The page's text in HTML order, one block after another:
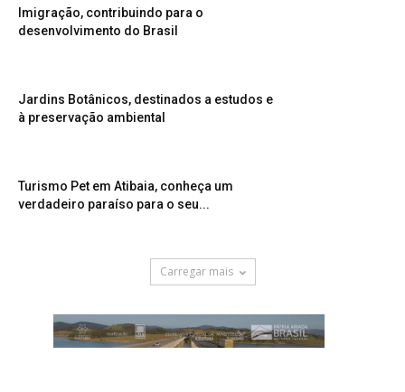
Imigração, contribuindo para o
desenvolvimento do Brasil
Jardins Botânicos, destinados a estudos e
à preservação ambiental
Turismo Pet em Atibaia, conheça um
verdadeiro paraíso para o seu...
Carregar mais